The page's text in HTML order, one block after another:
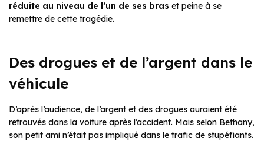
réduite au niveau de l’un de ses bras et peine à se
remettre de cette tragédie.
Des drogues et de l’argent dans le
véhicule
D’après l’audience, de l’argent et des drogues auraient été
retrouvés dans la voiture après l’accident. Mais selon Bethany,
son petit ami n’était pas impliqué dans le trafic de stupéfiants.